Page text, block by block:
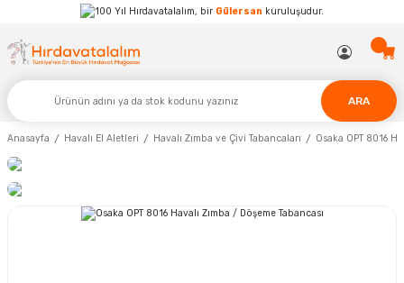
Hırdavatalalım, bir Gülersan kuruluşudur.
ARA
Anasayfa Havalı El Aletleri Havalı Zımba ve Çivi Tabancaları Osaka OPT 8016